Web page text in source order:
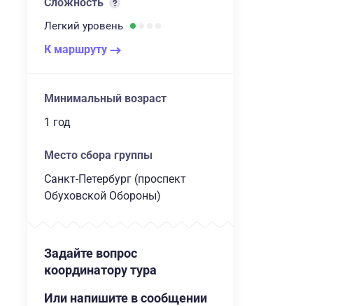
Легкий уровень
К маршруту
Минимальный возраст
1 год
Место сбора группы
Санкт-Петербург (проспект
Обуховской Обороны)
Задайте вопрос
координатору тура
Или напишите в сообщении